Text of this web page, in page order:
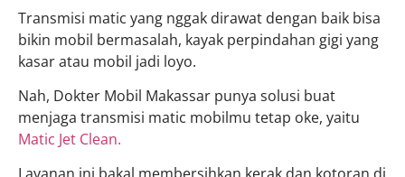
Transmisi matic yang nggak dirawat dengan baik bisa
bikin mobil bermasalah, kayak perpindahan gigi yang
kasar atau mobil jadi loyo.
Nah, Dokter Mobil Makassar punya solusi buat
menjaga transmisi matic mobilmu tetap oke, yaitu
Matic Jet Clean.